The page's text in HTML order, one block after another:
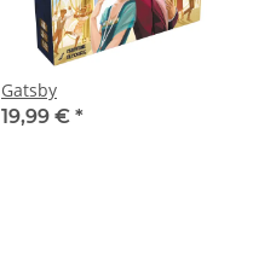
Gatsby
19,99 € *